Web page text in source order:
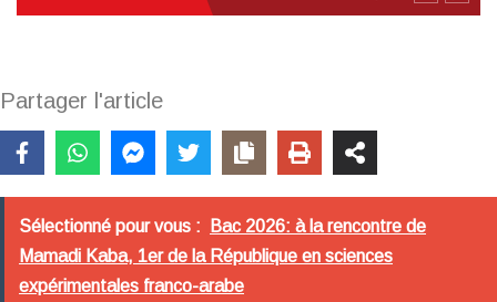
Partager l'article
Sélectionné pour vous :
Bac 2026: à la rencontre de
Mamadi Kaba, 1er de la République en sciences
expérimentales franco-arabe